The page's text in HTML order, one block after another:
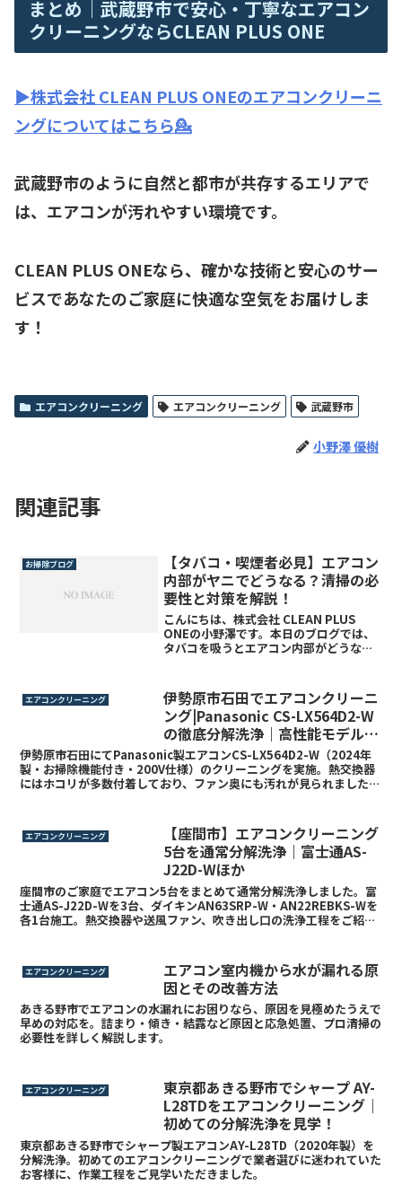
まとめ｜武蔵野市で安心・丁寧なエアコン
クリーニングならCLEAN PLUS ONE
▶️株式会社 CLEAN PLUS ONEのエアコンクリーニ
ングについてはこちら💁
武蔵野市のように自然と都市が共存するエリアで
は、エアコンが汚れやすい環境です。
CLEAN PLUS ONEなら、確かな技術と安心のサー
ビスであなたのご家庭に快適な空気をお届けしま
す！
エアコンクリーニング エアコンクリーニング 武蔵野市
小野澤 優樹
関連記事
お掃除ブログ
【タバコ・喫煙者必見】エアコン
内部がヤニでどうなる？清掃の必
要性と対策を解説！
こんにちは、株式会社 CLEAN PLUS
ONEの小野澤です。本日のブログでは、
タバコを吸うとエアコン内部がどうなっ
知らないうちにエアコン内部にヤニ汚れ
が蓄積しているこ...
エアコンクリーニング
伊勢原市石田でエアコンクリーニ
ング|Panasonic CS-LX564D2-W
の徹底分解洗浄｜高性能モデルで
も内部は汚れます。
伊勢原市石田にてPanasonic製エアコンCS-LX564D2-W（2024年
製・お掃除機能付き・200V仕様）のクリーニングを実施。熱交換器
にはホコリが多数付着しており、ファン奥にも汚れが見られました。
エアコンクリーニング
【座間市】エアコンクリーニング
5台を通常分解洗浄｜富士通AS-
J22D-Wほか
座間市のご家庭でエアコン5台をまとめて通常分解洗浄しました。富
士通AS-J22D-Wを3台、ダイキンAN63SRP-W・AN22REBKS-Wを
各1台施工。熱交換器や送風ファン、吹き出し口の洗浄工程をご紹介
エアコンクリーニング
エアコン室内機から水が漏れる原
因とその改善方法
あきる野市でエアコンの水漏れにお困りなら、原因を見極めたうえで
早めの対応を。詰まり・傾き・結露など原因と応急処置、プロ清掃の
必要性を詳しく解説します。
エアコンクリーニング
東京都あきる野市でシャープ AY-
L28TDをエアコンクリーニング｜
初めての分解洗浄を見学！
東京都あきる野市でシャープ製エアコンAY-L28TD（2020年製）を
分解洗浄。初めてのエアコンクリーニングで業者選びに迷われていた
お客様に、作業工程をご見学いただきました。